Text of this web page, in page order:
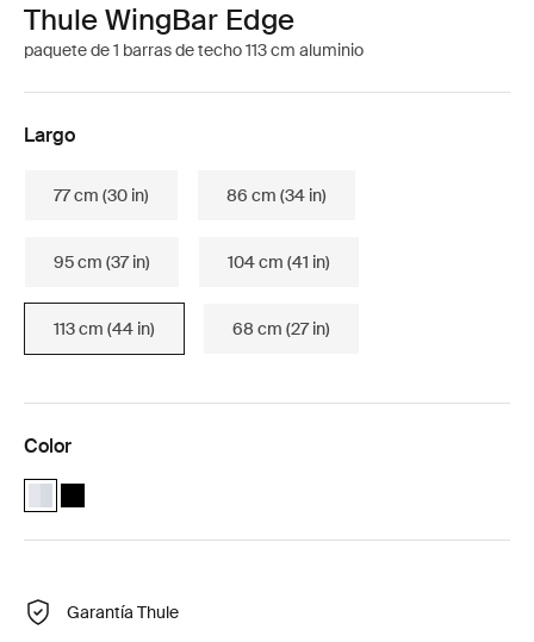
Thule WingBar Edge
paquete de 1 barras de techo 113 cm aluminio
Largo
77 cm (30 in) 86 cm (34 in)
95 cm (37 in) 104 cm (41 in)
113 cm (44 in) 68 cm (27 in)
Color
Thule WingBar Edge 113 Aluminio (selected)
Thule WingBar Edge 113 Negro
Garantía Thule